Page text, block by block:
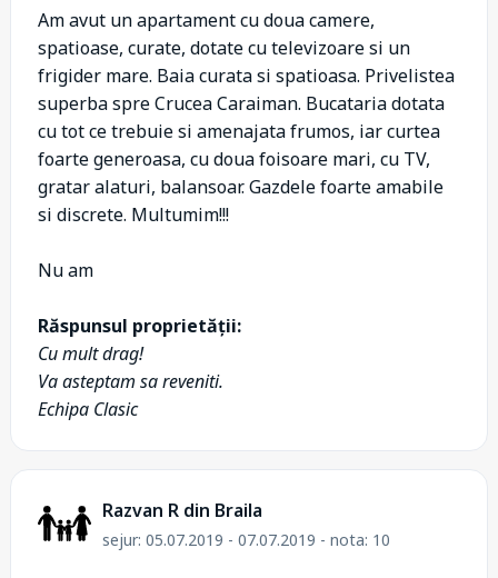
Am avut un apartament cu doua camere,
spatioase, curate, dotate cu televizoare si un
frigider mare. Baia curata si spatioasa. Privelistea
superba spre Crucea Caraiman. Bucataria dotata
cu tot ce trebuie si amenajata frumos, iar curtea
foarte generoasa, cu doua foisoare mari, cu TV,
gratar alaturi, balansoar. Gazdele foarte amabile
si discrete. Multumim!!!
Nu am
Răspunsul proprietății:
Cu mult drag!
Va asteptam sa reveniti.
Echipa Clasic
Razvan R din Braila
sejur: 05.07.2019 - 07.07.2019 - nota: 10